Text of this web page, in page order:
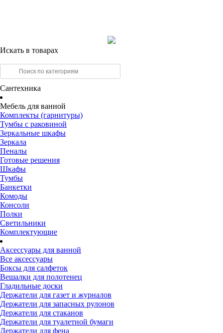
Искать в товарах
Сантехника
Мебель для ванной
Комплекты (гарнитуры)
Тумбы с раковиной
Зеркальные шкафы
Зеркала
Пеналы
Готовые решения
Шкафы
Тумбы
Банкетки
Комоды
Консоли
Полки
Светильники
Комплектующие
Аксессуары для ванной
Все аксессуары
Боксы для салфеток
Вешалки для полотенец
Гладильные доски
Держатели для газет и журналов
Держатели для запасных рулонов
Держатели для стаканов
Держатели для туалетной бумаги
Держатели для фена